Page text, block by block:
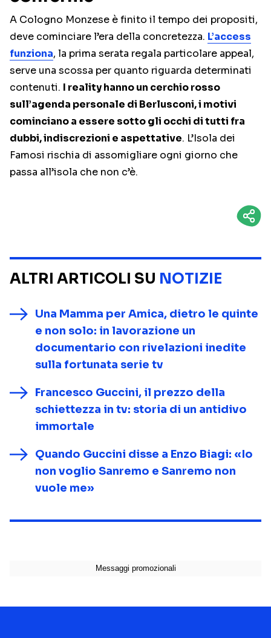
A Cologno Monzese è finito il tempo dei propositi,
deve cominciare l’era della concretezza. L’access
funziona, la prima serata regala particolare appeal,
serve una scossa per quanto riguarda determinati
contenuti. I reality hanno un cerchio rosso
sull’agenda personale di Berlusconi, i motivi
cominciano a essere sotto gli occhi di tutti fra
dubbi, indiscrezioni e aspettative. L’Isola dei
Famosi rischia di assomigliare ogni giorno che
passa all’isola che non c’è.
ALTRI ARTICOLI SU NOTIZIE
Una Mamma per Amica, dietro le quinte
e non solo: in lavorazione un
documentario con rivelazioni inedite
sulla fortunata serie tv
Francesco Guccini, il prezzo della
schiettezza in tv: storia di un antidivo
immortale
Quando Guccini disse a Enzo Biagi: «Io
non voglio Sanremo e Sanremo non
vuole me»